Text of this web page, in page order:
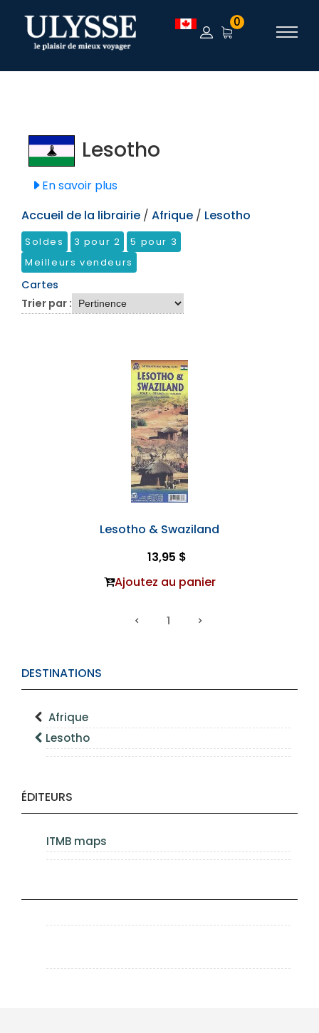
TEST 0
DESTINATIONS
Afrique
Lesotho
ÉDITEURS
ITMB maps
Lesotho
En savoir plus
Accueil de la librairie / Afrique / Lesotho
Soldes 3 pour 2
5 pour 3
Meilleurs vendeurs
Cartes
Trier par :
Lesotho & Swaziland
13,95 $
Ajoutez au panier
1